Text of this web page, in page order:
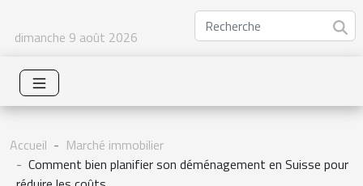
dimanche 9 août 2026
Accueil
Marché immobilier
Comment bien planifier son déménagement en Suisse pour